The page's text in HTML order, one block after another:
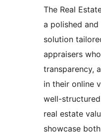
The Real
a polished
solution
appraisers
transparency,
in their online
well-
real estate
showcase